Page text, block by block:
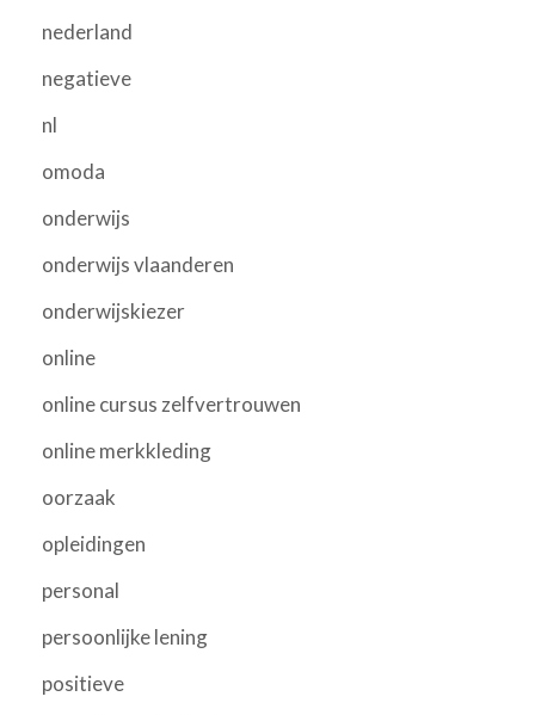
nederland
negatieve
nl
omoda
onderwijs
onderwijs vlaanderen
onderwijskiezer
online
online cursus zelfvertrouwen
online merkkleding
oorzaak
opleidingen
personal
persoonlijke lening
positieve